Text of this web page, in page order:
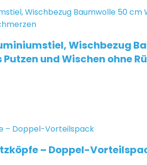
Wischbezug
und Wischen ohne
– Doppel-